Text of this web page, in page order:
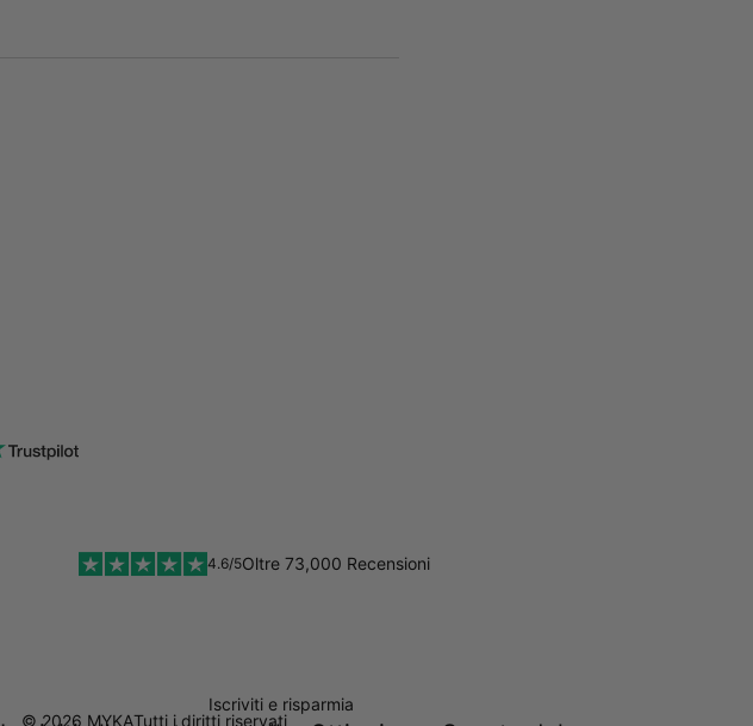
Iscriviti e risparmia
4.6/5Oltre 73,000 Recensioni
© 2026 MYKATutti i diritti riservati